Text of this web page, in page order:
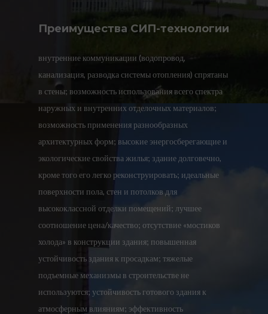
Преимущества СИП-технологии
внутренние коммуникации (водопровод,
канализация, разводка системы отопления) спрятаны
в стены; возможность использования всего спектра
наружных и внутренних отделочных материалов;
возможность применения разнообразных
архитектурных форм; высокие энергосберегающие и
экологические свойства жилья; здание долговечно,
кроме того его легко реконструировать; идеальные
поверхности пола, стен и потолков для
высококлассной отделки помещений; лучшее
соотношение цена/качество; отсутствие «мостиков
холода» в конструкции здания; повышенная
устойчивость здания к просадкам; тяжелые
подъемные механизмы в строительстве не
используются; устойчивость готового здания к
атмосферным влияниям; эффективность